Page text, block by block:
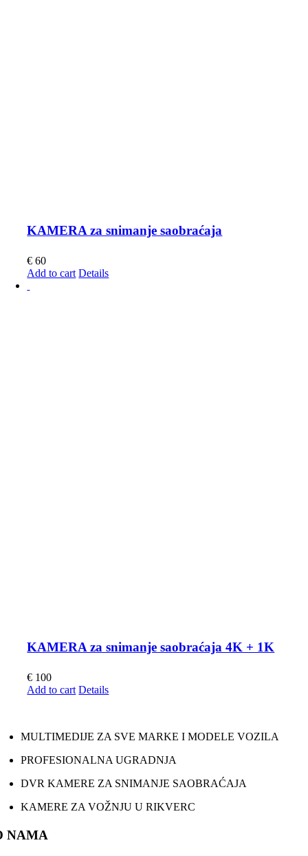
KAMERA za snimanje saobraćaja
€ 60
Add to cart Details
KAMERA za snimanje saobraćaja 4K + 1K
€ 100
Add to cart Details
MULTIMEDIJE ZA SVE MARKE I MODELE VOZILA
PROFESIONALNA UGRADNJA
DVR KAMERE ZA SNIMANJE SAOBRAĆAJA
KAMERE ZA VOŽNJU U RIKVERC
NAMA